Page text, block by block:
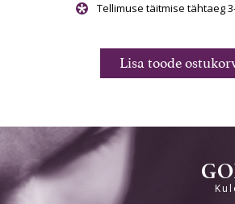
Tellimuse täitmise tähtaeg
Lisa toode